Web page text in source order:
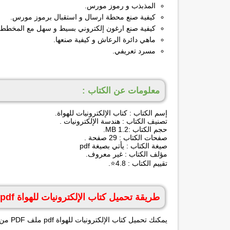
المذبذب و رموز مورس.
كيفية صنع محطة ارسال و استقبال برموز مورس.
كيفية صنع ارغون إلكتروني بسيط و سهل مع المخطط.
ماهي دائرة الرعاش و كيفية صنعها.
مسرد تعريفي.
معلومات عن الكتاب :
إسم الكتاب : كتاب الإلكترونيات للهواة.
تصنيف الكتاب : هندسة الإلكترونيات .
حجم الكتاب :1.2 MB.
صفحات الكتاب : 29 صفحة .
صيغة الكتاب : يأتي بصيغة pdf
مؤلف الكتاب : غير معروف.
تقييم الكتاب : 4.8⭐.
طريقة تحميل كتاب الإلكترونيات للهواة pdf :
يمكنك تحميل كتاب الإلكترونيات للهواة pdf ملف PDF من